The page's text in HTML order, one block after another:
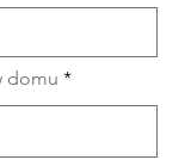
domu